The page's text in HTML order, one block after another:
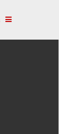
Toggle navigation